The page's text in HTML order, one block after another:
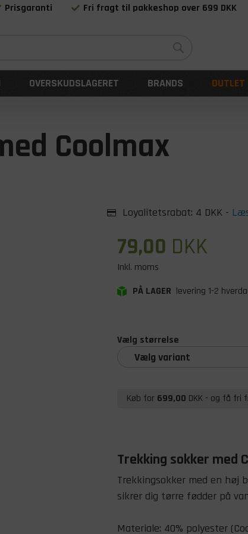
Prisgaranti Fri fragt til pakkeshop over 699 DKK
OVERSKUDSLAGERET BRANDS OUTLET
Coolmax
Loyalitetsrabat: 4 DKK -
79,00 DKK
Inkl. moms
PÅ LAGER levering 1-2
Vælg størrelse
Vælg variant
Køb for 699,00 DKK - og få fri
Trekking sokker med
Trekkingsokker med en høj
sikrer dig tørre fødder på
Materiale: 40% polyester